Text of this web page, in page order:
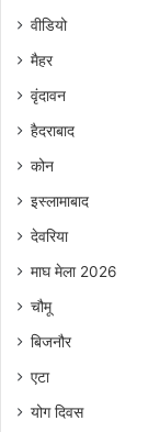
वीडियो
मैहर
वृंदावन
हैदराबाद
कोन
इस्लामाबाद
देवरिया
माघ मेला 2026
चौमू
बिजनौर
एटा
योग दिवस